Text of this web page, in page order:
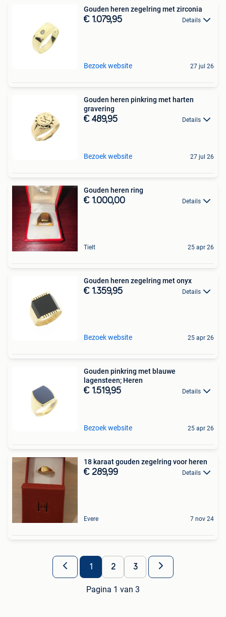
Gouden heren zegelring met zirconia
€ 1.079,95 Details
Bezoek website 27 jul 26
Gouden heren pinkring met harten
gravering
€ 489,95 Details
Bezoek website 27 jul 26
Gouden heren ring
€ 1.000,00 Details
Tielt 25 apr 26
Gouden heren zegelring met onyx
€ 1.359,95 Details
Bezoek website 25 apr 26
Gouden pinkring met blauwe
lagensteen; Heren
€ 1.519,95 Details
Bezoek website 25 apr 26
18 karaat gouden zegelring voor heren
€ 289,99 Details
Evere 7 nov 24
1 2 3
Pagina 1 van 3